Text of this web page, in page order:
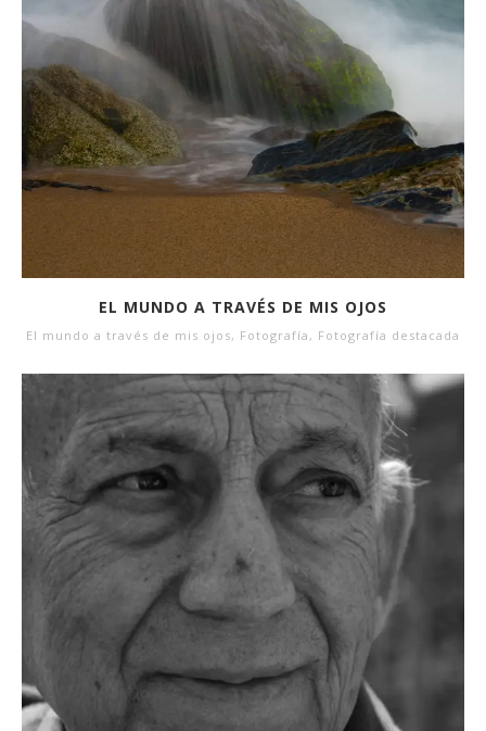
EL MUNDO A TRAVÉS DE MIS OJOS
El mundo a través de mis ojos, Fotografía , Fotografía destacada